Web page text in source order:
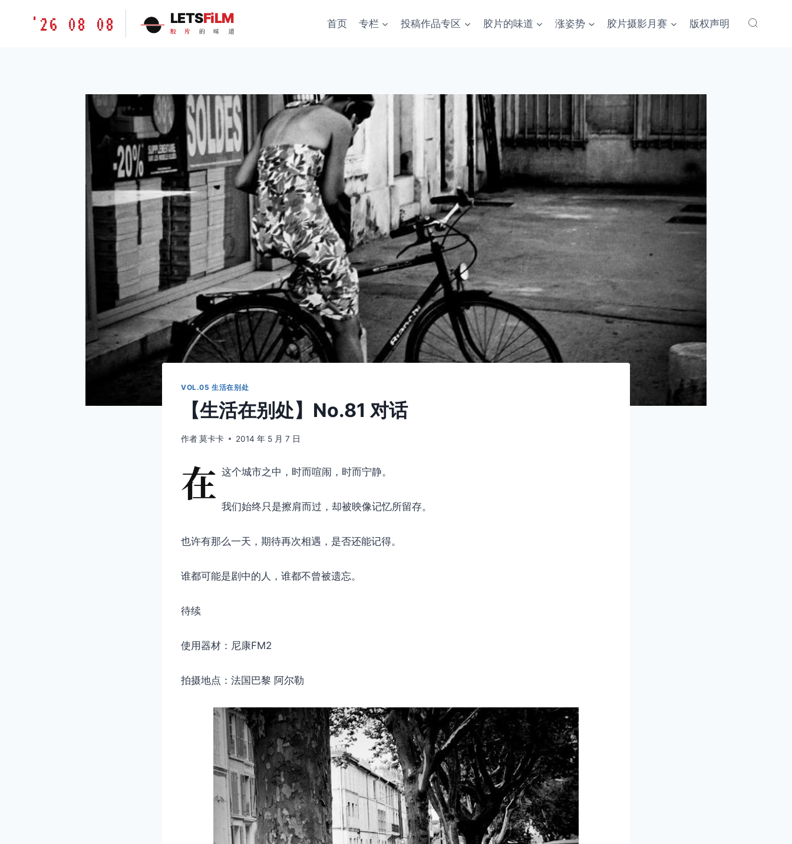
胶'26 08 08 LETSFiLM
胶 片 的 味 道
首页 专栏 投稿作品专区 胶片的味道 涨姿势 胶片摄影月赛 版权声明
VOL.05 生活在别处
【生活在别处】No.81 对话
作者莫卡卡 2014 年 5 月 7 日
在 这个城市之中，时而喧闹，时而宁静。
我们始终只是擦肩而过，却被映像记忆所留存。
也许有那么一天，期待再次相遇，是否还能记得。
谁都可能是剧中的人，谁都不曾被遗忘。
待续
使用器材：尼康FM2
拍摄地点：法国巴黎 阿尔勒